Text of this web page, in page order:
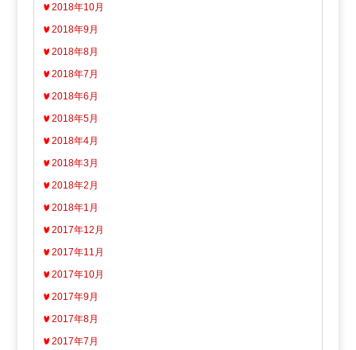
2018年10月
2018年9月
2018年8月
2018年7月
2018年6月
2018年5月
2018年4月
2018年3月
2018年2月
2018年1月
2017年12月
2017年11月
2017年10月
2017年9月
2017年8月
2017年7月